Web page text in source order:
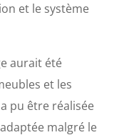
et le système
aurait été
et les
pu être réalisée
malgré le